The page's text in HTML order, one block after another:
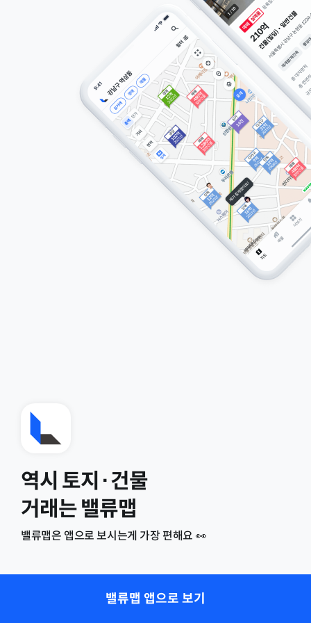
역시 토지·건물
거래는 밸류맵
밸류맵은 앱으로 보시는게 가장 편해요 👀
밸류맵 앱으로 보기